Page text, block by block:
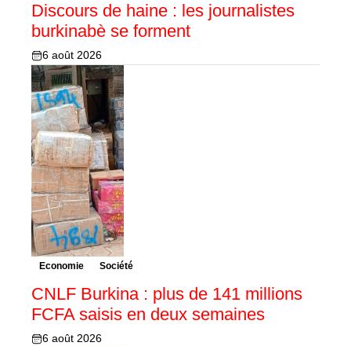
Discours de haine : les journalistes
burkinabè se forment
6 août 2026
Economie Société
CNLF Burkina : plus de 141 millions
FCFA saisis en deux semaines
6 août 2026